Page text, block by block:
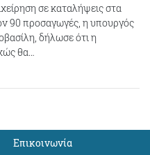
σε καταλήψεις στα
90 προσαγωγές, η υπουργός
δήλωσε ότι η
θα…
Eπικοινωνία